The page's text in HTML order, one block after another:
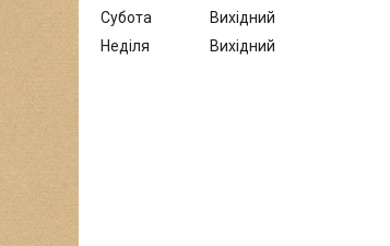
Субота
Вихідний
Неділя
Вихідний